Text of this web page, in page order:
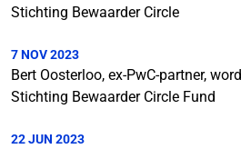
Stichting Bewaarder Circle
7 NOV 2023
Bert Oosterloo, ex-PwC-partner,
Stichting Bewaarder Circle Fund
22 JUN 2023